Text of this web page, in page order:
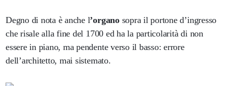
Degno di nota è anche l’organosopra il portone d’ingresso
che risale alla fine del 1700 ed ha la particolarità di non
essere in piano, ma pendente verso il basso: errore
dell’architetto, mai sistemato.